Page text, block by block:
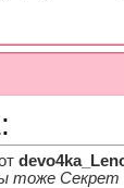
тоже